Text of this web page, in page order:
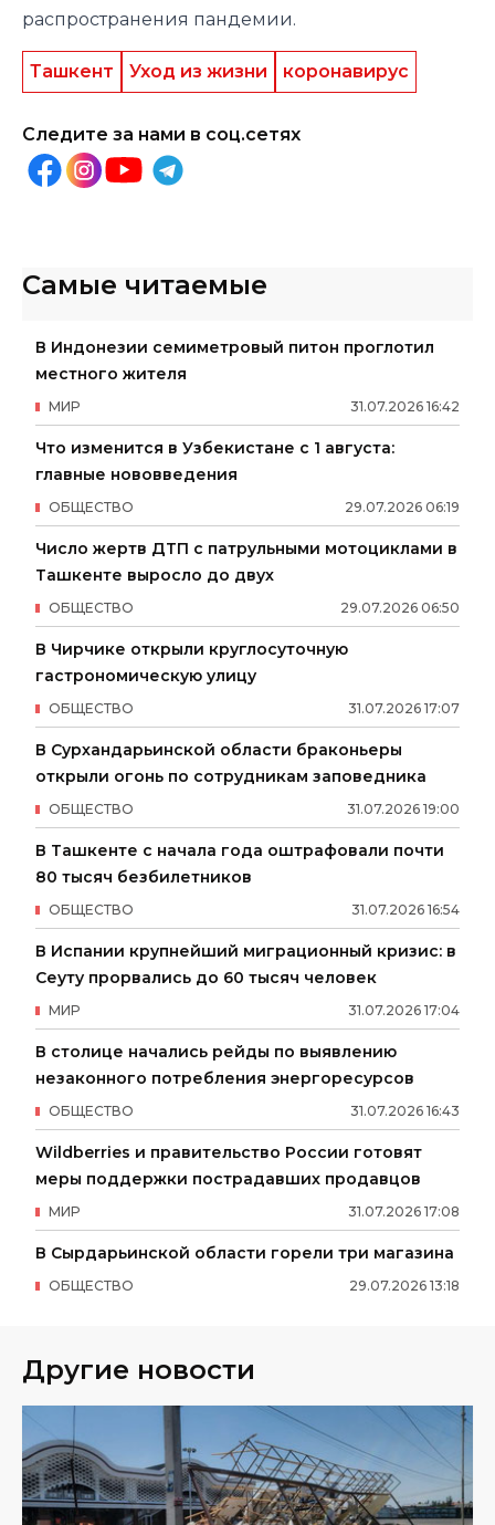
распространения пандемии.
Ташкент Уход из жизни коронавирус
Следите за нами в соц.сетях
Самые читаемые
В Индонезии семиметровый питон проглотил
местного жителя
31.07.2026 16:42
МИР
Что изменится в Узбекистане с 1 августа:
главные нововведения
29.07.2026 06:19
ОБЩЕСТВО
Число жертв ДТП с патрульными мотоциклами в
Ташкенте выросло до двух
29.07.2026 06:50
ОБЩЕСТВО
В Чирчике открыли круглосуточную
гастрономическую улицу
31.07.2026 17:07
ОБЩЕСТВО
В Сурхандарьинской области браконьеры
открыли огонь по сотрудникам заповедника
31.07.2026 19:00
ОБЩЕСТВО
В Ташкенте с начала года оштрафовали почти
80 тысяч безбилетников
31.07.2026 16:54
ОБЩЕСТВО
В Испании крупнейший миграционный кризис: в
Сеуту прорвались до 60 тысяч человек
31.07.2026 17:04
МИР
В столице начались рейды по выявлению
незаконного потребления энергоресурсов
31.07.2026 16:43
ОБЩЕСТВО
Wildberries и правительство России готовят
меры поддержки пострадавших продавцов
31.07.2026 17:08
МИР
В Сырдарьинской области горели три магазина
29.07.2026 13:18
ОБЩЕСТВО
Другие новости